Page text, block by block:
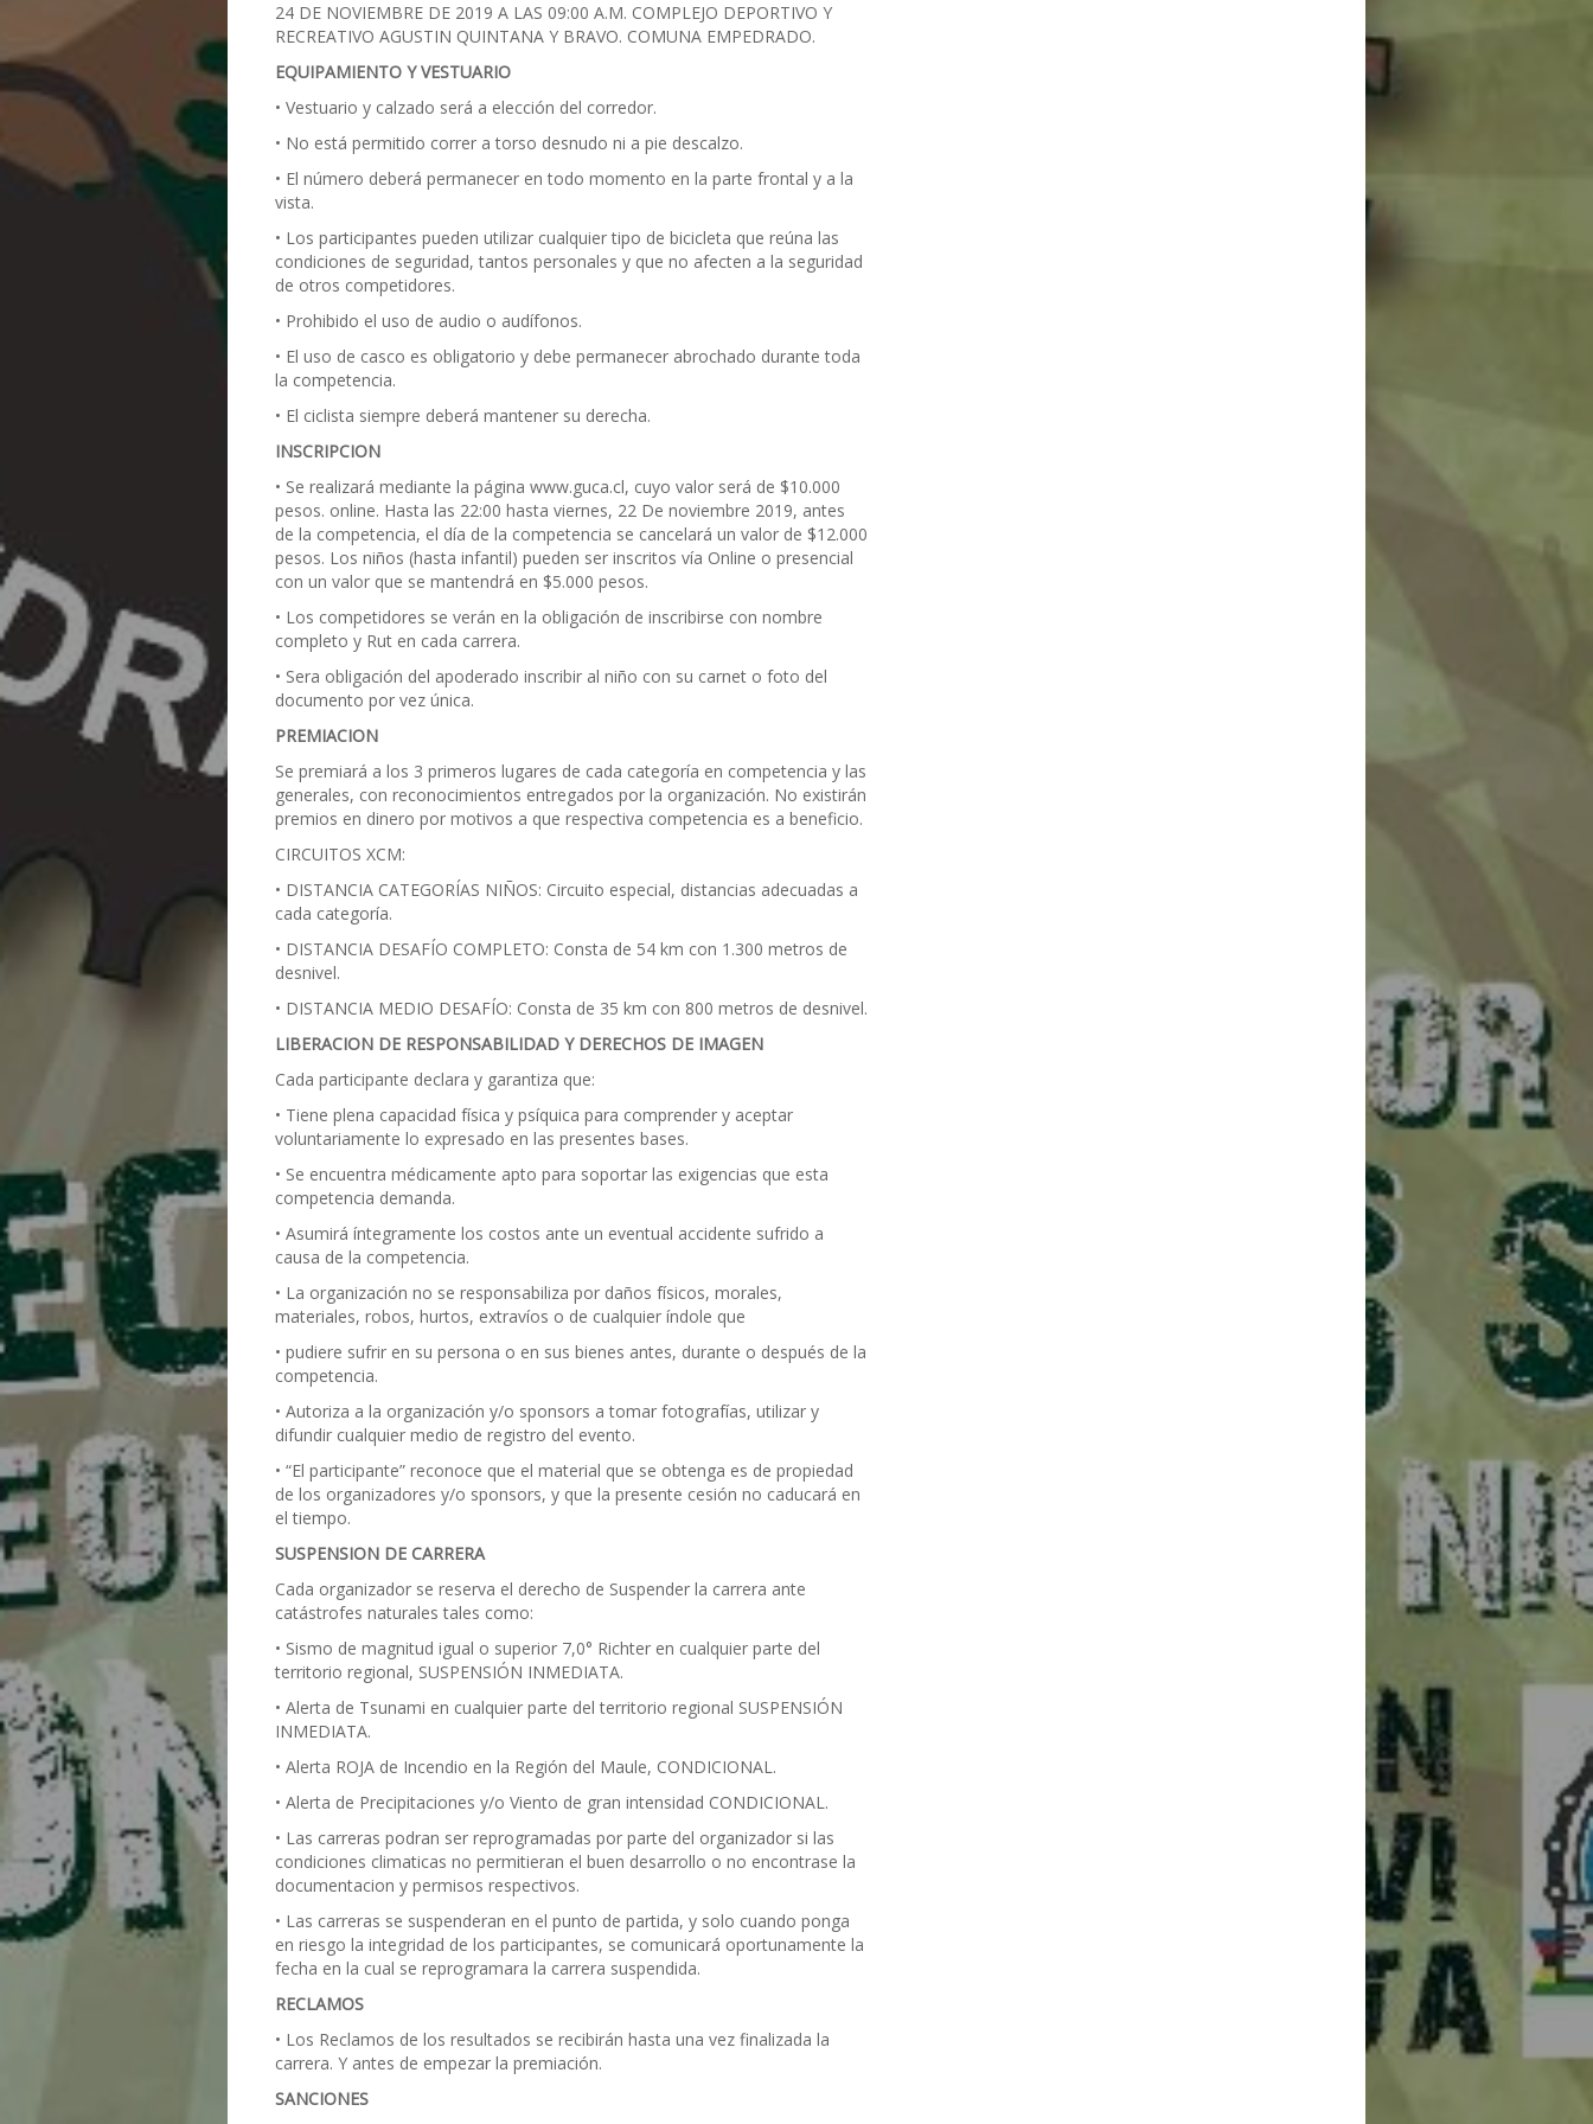
24 DE NOVIEMBRE DE 2019 A LAS 09:00 A.M. COMPLEJO DEPORTIVO Y
RECREATIVO AGUSTIN QUINTANA Y BRAVO. COMUNA EMPEDRADO.
EQUIPAMIENTO Y VESTUARIO
• Vestuario y calzado será a elección del corredor.
• No está permitido correr a torso desnudo ni a pie descalzo.
• El número deberá permanecer en todo momento en la parte frontal y a la
vista.
• Los participantes pueden utilizar cualquier tipo de bicicleta que reúna las
condiciones de seguridad, tantos personales y que no afecten a la seguridad
de otros competidores.
• Prohibido el uso de audio o audífonos.
• El uso de casco es obligatorio y debe permanecer abrochado durante toda
la competencia.
• El ciclista siempre deberá mantener su derecha.
INSCRIPCION
• Se realizará mediante la página www.guca.cl, cuyo valor será de $10.000
pesos. online. Hasta las 22:00 hasta viernes, 22 De noviembre 2019, antes
de la competencia, el día de la competencia se cancelará un valor de $12.000
pesos. Los niños (hasta infantil) pueden ser inscritos vía Online o presencial
con un valor que se mantendrá en $5.000 pesos.
• Los competidores se verán en la obligación de inscribirse con nombre
completo y Rut en cada carrera.
• Sera obligación del apoderado inscribir al niño con su carnet o foto del
documento por vez única.
PREMIACION
Se premiará a los 3 primeros lugares de cada categoría en competencia y las
generales, con reconocimientos entregados por la organización. No existirán
premios en dinero por motivos a que respectiva competencia es a beneficio.
CIRCUITOS XCM:
• DISTANCIA CATEGORÍAS NIÑOS: Circuito especial, distancias adecuadas a
cada categoría.
• DISTANCIA DESAFÍO COMPLETO: Consta de 54 km con 1.300 metros de
desnivel.
• DISTANCIA MEDIO DESAFÍO: Consta de 35 km con 800 metros de desnivel.
LIBERACION DE RESPONSABILIDAD Y DERECHOS DE IMAGEN
Cada participante declara y garantiza que:
• Tiene plena capacidad física y psíquica para comprender y aceptar
voluntariamente lo expresado en las presentes bases.
• Se encuentra médicamente apto para soportar las exigencias que esta
competencia demanda.
• Asumirá íntegramente los costos ante un eventual accidente sufrido a
causa de la competencia.
• La organización no se responsabiliza por daños físicos, morales,
materiales, robos, hurtos, extravíos o de cualquier índole que
• pudiere sufrir en su persona o en sus bienes antes, durante o después de la
competencia.
• Autoriza a la organización y/o sponsors a tomar fotografías, utilizar y
difundir cualquier medio de registro del evento.
• “El participante” reconoce que el material que se obtenga es de propiedad
de los organizadores y/o sponsors, y que la presente cesión no caducará en
el tiempo.
SUSPENSION DE CARRERA
Cada organizador se reserva el derecho de Suspender la carrera ante
catástrofes naturales tales como:
• Sismo de magnitud igual o superior 7,0° Richter en cualquier parte del
territorio regional, SUSPENSIÓN INMEDIATA.
• Alerta de Tsunami en cualquier parte del territorio regional SUSPENSIÓN
INMEDIATA.
• Alerta ROJA de Incendio en la Región del Maule, CONDICIONAL.
• Alerta de Precipitaciones y/o Viento de gran intensidad CONDICIONAL.
• Las carreras podran ser reprogramadas por parte del organizador si las
condiciones climaticas no permitieran el buen desarrollo o no encontrase la
documentacion y permisos respectivos.
• Las carreras se suspenderan en el punto de partida, y solo cuando ponga
en riesgo la integridad de los participantes, se comunicará oportunamente la
fecha en la cual se reprogramara la carrera suspendida.
RECLAMOS
• Los Reclamos de los resultados se recibirán hasta una vez finalizada la
carrera. Y antes de empezar la premiación.
SANCIONES